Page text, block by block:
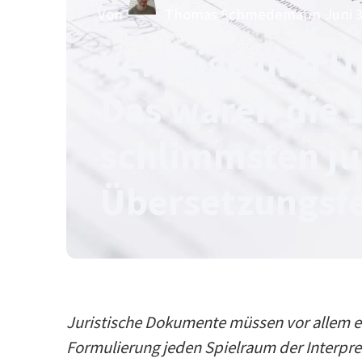
Von Thomas Schmedemann Juni
Verträge und
Das waren die 10
Juristische Dokumente müssen vor allem
Formulierung jeden Spielraum der